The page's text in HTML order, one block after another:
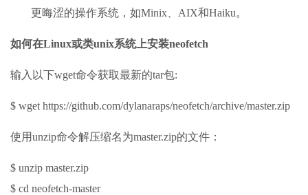
更晦涩的操作系统，如Minix、AIX和Haiku。
如何在Linux或类unix系统上安装neofetch
输入以下wget命令获取最新的tar包:
$ wget https://github.com/dylanaraps/neofetch/archive/master.zip
使用unzip命令解压缩名为master.zip的文件：
$ unzip master.zip
$ cd neofetch-master